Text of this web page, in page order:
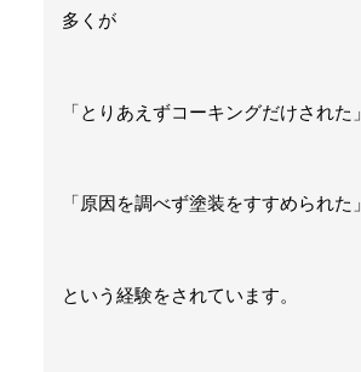
多くが
「とりあえずコーキングだけされた」
「原因を調べず塗装をすすめられた」
という経験をされています。